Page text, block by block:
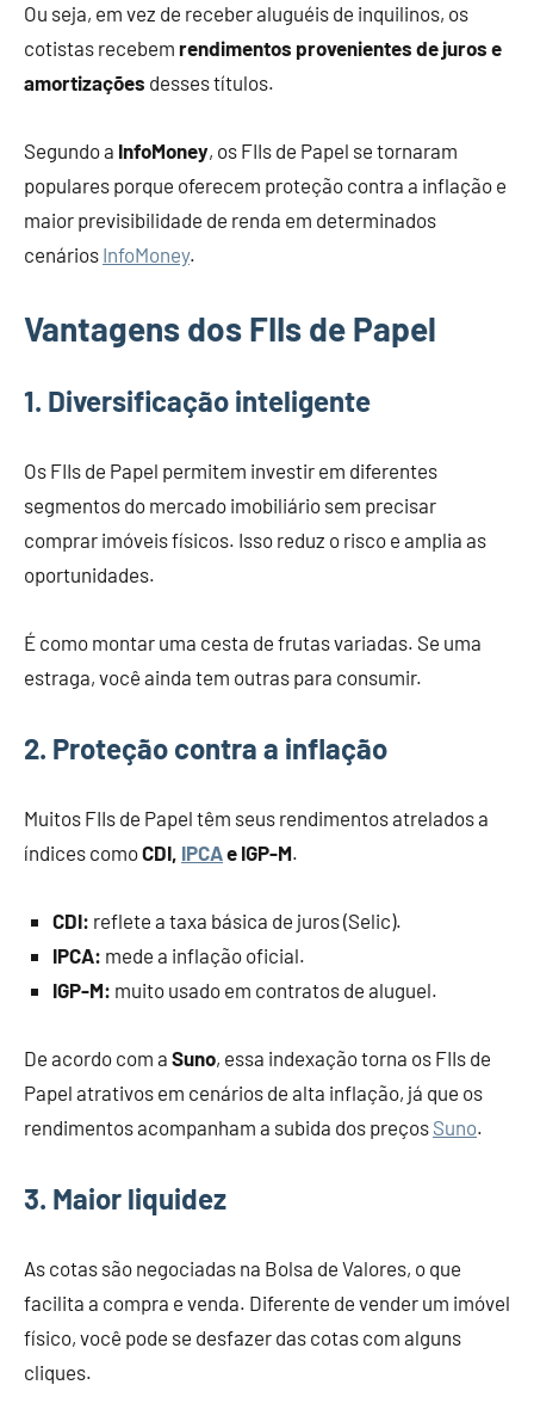
Ou seja, em vez de receber aluguéis de inquilinos, os
cotistas recebem rendimentos provenientes de juros e
amortizações desses títulos.
Segundo a InfoMoney, os FIIs de Papel se tornaram
populares porque oferecem proteção contra a inflação e
maior previsibilidade de renda em determinados
cenários InfoMoney.
Vantagens dos FIIs de Papel
1. Diversificação inteligente
Os FIIs de Papel permitem investir em diferentes
segmentos do mercado imobiliário sem precisar
comprar imóveis físicos. Isso reduz o risco e amplia as
oportunidades.
É como montar uma cesta de frutas variadas. Se uma
estraga, você ainda tem outras para consumir.
2. Proteção contra a inflação
Muitos FIIs de Papel têm seus rendimentos atrelados a
índices comoCDI, IPCAe IGP-M.
CDI: reflete a taxa básica de juros (Selic).
IPCA: mede a inflação oficial.
IGP-M: muito usado em contratos de aluguel.
De acordo com a Suno, essa indexação torna os FIIs de
Papel atrativos em cenários de alta inflação, já que os
rendimentos acompanham a subida dos preços Suno.
3. Maior liquidez
As cotas são negociadas na Bolsa de Valores, o que
facilita a compra e venda. Diferente de vender um imóvel
físico, você pode se desfazer das cotas com alguns
cliques.